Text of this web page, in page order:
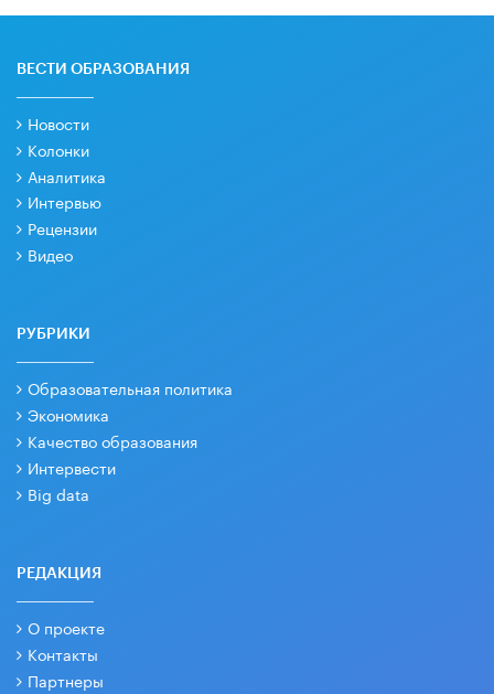
ВЕСТИ ОБРАЗОВАНИЯ
Новости
Колонки
Аналитика
Интервью
Рецензии
Видео
РУБРИКИ
Образовательная политика
Экономика
Качество образования
Интервести
Big data
РЕДАКЦИЯ
О проекте
Контакты
Партнеры